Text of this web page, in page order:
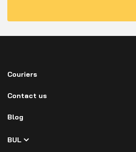
Couriers
Contact us
Blog
BUL